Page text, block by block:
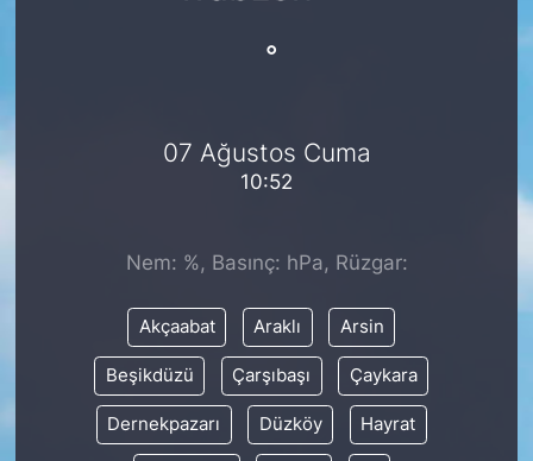
°
07 Ağustos Cuma
10:52
Nem: %, Basınç: hPa, Rüzgar:
Akçaabat Araklı Arsin
Beşikdüzü Çarşıbaşı Çaykara
Dernekpazarı Düzköy Hayrat